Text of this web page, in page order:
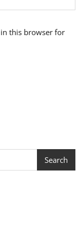
this browser for
Search